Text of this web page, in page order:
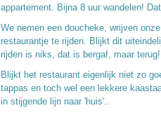
appartement. Bijna 8 uur wandelen!
We nemen een doucheke, wrijven
restaurantje te rijden. Blijkt dit
rijden is niks, dat is bergaf, maar terug!
Blijkt het restaurant eigenlijk niet zo
tappas en toch wel een lekkere
in stijgende lijn naar 'huis'..